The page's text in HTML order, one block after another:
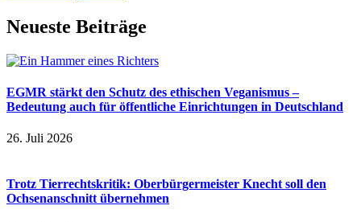
Neueste Beiträge
EGMR stärkt den Schutz des ethischen Veganismus –
Bedeutung auch für öffentliche Einrichtungen in Deutschland
26. Juli 2026
Trotz Tierrechtskritik: Oberbürgermeister Knecht soll den
Ochsenanschnitt übernehmen